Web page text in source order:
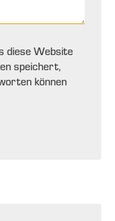
diese Website
speichert,
können